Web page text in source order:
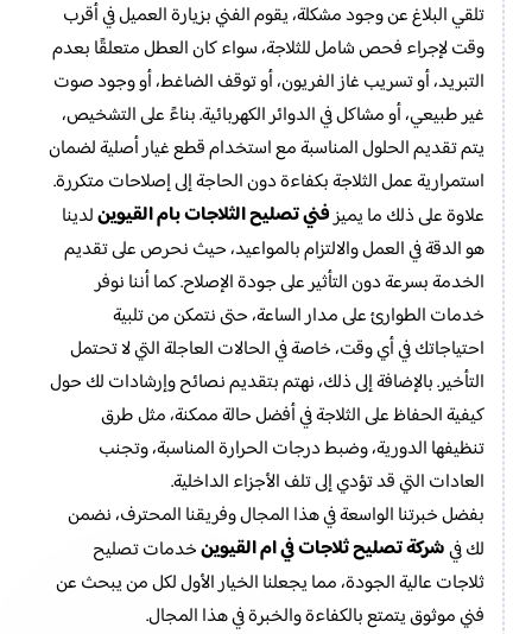
تلقي البلاغ عن وجود مشكلة، يقوم الفني بزيارة العميل في أقرب
وقت لإجراء فحص شامل للثلاجة، سواء كان العطل متعلقًا بعدم
التبريد، أو تسريب غاز الفريون، أو توقف الضاغط، أو وجود صوت
غير طبيعي، أو مشاكل في الدوائر الكهربائية. بناءً على التشخيص،
يتم تقديم الحلول المناسبة مع استخدام قطع غيار أصلية لضمان
استمرارية عمل الثلاجة بكفاءة دون الحاجة إلى إصلاحات متكررة.
علاوة على ذلك ما يميزفني تصليح الثلاجات بام القيوينلدينا
هو الدقة في العمل والالتزام بالمواعيد، حيث نحرص على تقديم
الخدمة بسرعة دون التأثير على جودة الإصلاح. كما أننا نوفر
خدمات الطوارئ على مدار الساعة، حتى نتمكن من تلبية
احتياجاتك في أي وقت، خاصة في الحالات العاجلة التي لا تحتمل
التأخير. بالإضافة إلى ذلك، نهتم بتقديم نصائح وإرشادات لك حول
كيفية الحفاظ على الثلاجة في أفضل حالة ممكنة، مثل طرق
تنظيفها الدورية، وضبط درجات الحرارة المناسبة، وتجنب
العادات التي قد تؤدي إلى تلف الأجزاء الداخلية.
بفضل خبرتنا الواسعة في هذا المجال وفريقنا المحترف، نضمن
لك فيشركة تصليح ثلاجات في ام القيوينخدمات تصليح
ثلاجات عالية الجودة، مما يجعلنا الخيار الأول لكل من يبحث عن
فني موثوق يتمتع بالكفاءة والخبرة في هذا المجال.